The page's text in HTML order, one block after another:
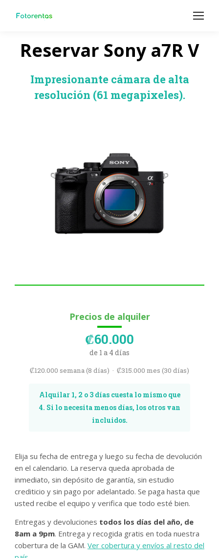
Reservar Sony a7R V
Impresionante cámara de alta
resolución (61 megapixeles).
Precios de alquiler
₡60.000
de 1 a 4 días
₡120.000 semana (8 días) · ₡315.000 mes (30 días)
Alquilar 1, 2 o 3 días cuesta lo mismo que
4. Si lo necesita menos días, los otros van
incluidos.
Elija su fecha de entrega y luego su fecha de devolución
en el calendario. La reserva queda aprobada de
inmediato, sin depósito de garantía, sin estudio
crediticio y sin pago por adelantado. Se paga hasta que
usted recibe el equipo y verifica que todo esté bien.
Entregas y devoluciones todos los días del año, de
8am a 9pm. Entrega y recogida gratis en toda nuestra
cobertura de la GAM. Ver cobertura y envíos al resto del